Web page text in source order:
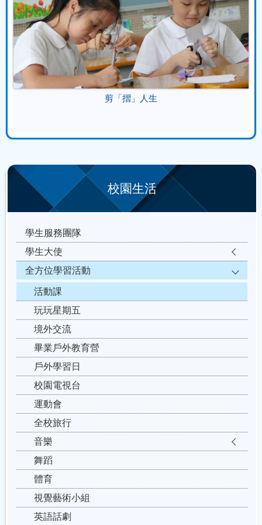
剪「摺」人生
校園生活
學生服務團隊
學生大使
全方位學習活動
活動課
玩玩星期五
境外交流
畢業戶外教育營
戶外學習日
校園電視台
運動會
全校旅行
音樂
舞蹈
體育
視覺藝術小組
英語話劇